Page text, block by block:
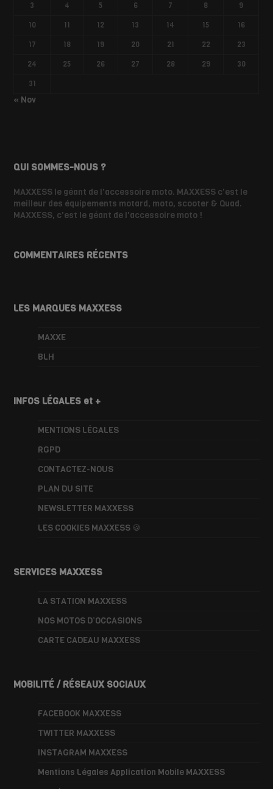
3
4 5 6 7 8
9
10
11 12 13 14 15
16
17
18 19 20 21 22
23
24
25 26 27 28 29
30
31
« Nov
QUI SOMMES-NOUS ?
MAXXESS le géant de l'accessoire moto. MAXXESS c'est le
meilleur des équipements motard, moto, scooter & Quad.
MAXXESS, c'est le géant de l'accessoire moto !
COMMENTAIRES RÉCENTS
LES MARQUES MAXXESS
MAXXE
BLH
INFOS LÉGALES et +
MENTIONS LÉGALES
RGPD
CONTACTEZ-NOUS
PLAN DU SITE
NEWSLETTER MAXXESS
LES COOKIES MAXXESS 🍪
SERVICES MAXXESS
LA STATION MAXXESS
NOS MOTOS D’OCCASIONS
CARTE CADEAU MAXXESS
MOBILITÉ / RÉSEAUX SOCIAUX
FACEBOOK MAXXESS
TWITTER MAXXESS
INSTAGRAM MAXXESS
Mentions Légales Application Mobile MAXXESS